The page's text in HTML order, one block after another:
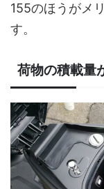
155のほうがメ
す。
荷物の積載量